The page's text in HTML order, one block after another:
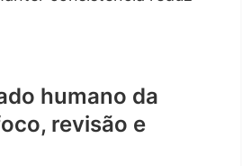
humano da
revisão e